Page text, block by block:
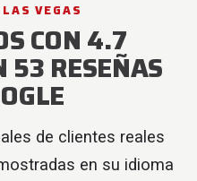
VEGAS
CON 4.7
53 RESEÑAS
de clientes reales
en su idioma